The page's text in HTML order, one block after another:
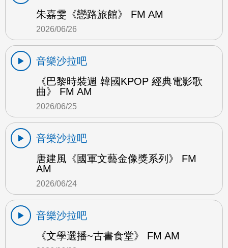
朱嘉雯《戀路旅館》 FM AM
2026/06/26
音樂沙拉吧
《巴黎時裝週 韓國KPOP 經典電影歌
曲》 FM AM
2026/06/25
音樂沙拉吧
唐建風《國軍文藝金像獎系列》 FM
AM
2026/06/24
音樂沙拉吧
《文學選播~古書食堂》 FM AM